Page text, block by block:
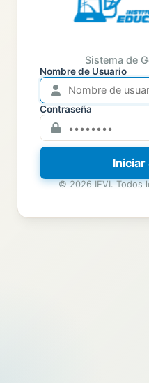
Sistema de
Nombre de Usuario
Contraseña
Iniciar
© 2026 IEVI. Todos